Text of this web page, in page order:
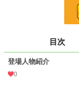
謎が深まる中そして起きる
茜色に染まる校舎から少女
ミステリー
目次
登場人物紹介
0